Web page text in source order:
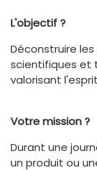
L'objectif ?
Déconstruire
scientifiques et
valorisant
Votre mission ?
Durant une
un produit ou